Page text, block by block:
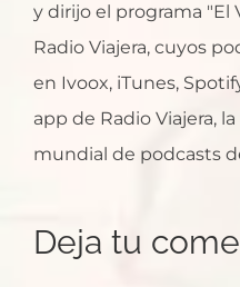
y dirijo el programa "El
Radio Viajera, cuyos
en Ivoox, iTunes,
app de Radio Viajera,
mundial de podcasts
Deja tu